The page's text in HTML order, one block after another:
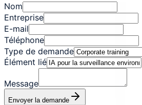
Nom
Entreprise
E-mail
Téléphone
Type de demande
Élément lié
Message
Envoyer la demande